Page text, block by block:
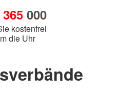
365000
kostenfrei
die Uhr